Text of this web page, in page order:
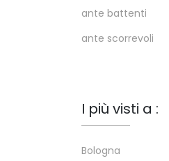
ante battenti
ante scorrevoli
I più visti a :
Bologna